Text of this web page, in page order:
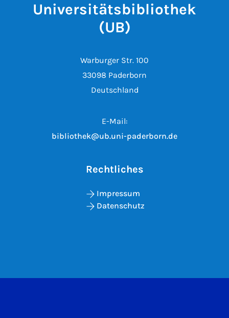
Universitätsbibliothek
(UB)
Warburger Str. 100
33098 Paderborn
Deutschland
E-Mail:
bibliothek@ub.uni-paderborn.de
Rechtliches
Impressum
Datenschutz